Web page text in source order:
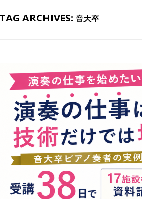
TAG ARCHIVES:音大卒